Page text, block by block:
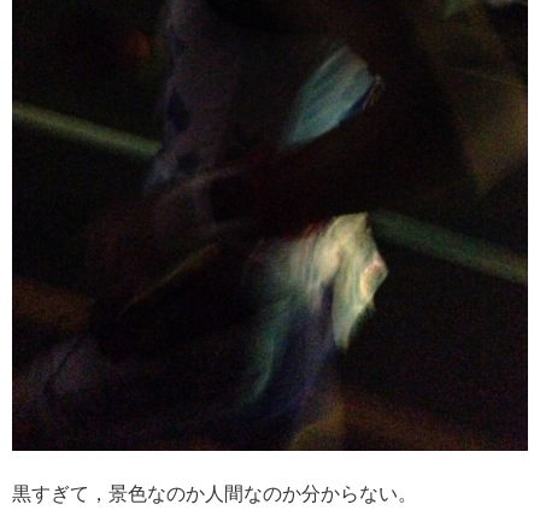
黒すぎて，景色なのか人間なのか分からない。